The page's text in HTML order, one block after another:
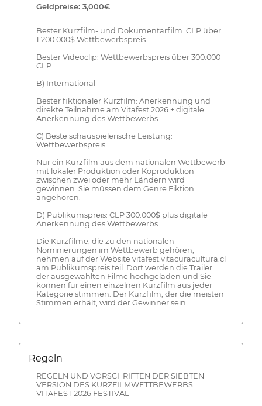
Geldpreise: 3,000€
Bester Kurzfilm- und Dokumentarfilm: CLP über
1.200.000$ Wettbewerbspreis.
Bester Videoclip: Wettbewerbspreis über 300.000
CLP.
B) International
Bester fiktionaler Kurzfilm: Anerkennung und
direkte Teilnahme am Vitafest 2026 + digitale
Anerkennung des Wettbewerbs.
C) Beste schauspielerische Leistung:
Wettbewerbspreis.
Nur ein Kurzfilm aus dem nationalen Wettbewerb
mit lokaler Produktion oder Koproduktion
zwischen zwei oder mehr Ländern wird
gewinnen. Sie müssen dem Genre Fiktion
angehören.
D) Publikumspreis: CLP 300.000$ plus digitale
Anerkennung des Wettbewerbs.
Die Kurzfilme, die zu den nationalen
Nominierungen im Wettbewerb gehören,
nehmen auf der Website vitafest.vitacuracultura.cl
am Publikumspreis teil. Dort werden die Trailer
der ausgewählten Filme hochgeladen und Sie
können für einen einzelnen Kurzfilm aus jeder
Kategorie stimmen. Der Kurzfilm, der die meisten
Stimmen erhält, wird der Gewinner sein.
Regeln
REGELN UND VORSCHRIFTEN DER SIEBTEN
VERSION DES KURZFILMWETTBEWERBS
VITAFEST 2026 FESTIVAL